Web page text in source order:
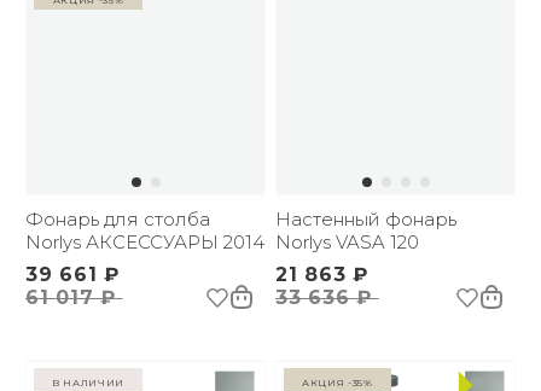
Фонарь для столба
Norlys АКСЕССУАРЫ 2014
39 661 ₽
61 017 ₽
Настенный фонарь
Norlys VASA 120
21 863 ₽
33 636 ₽
в наличии
Акция -35%